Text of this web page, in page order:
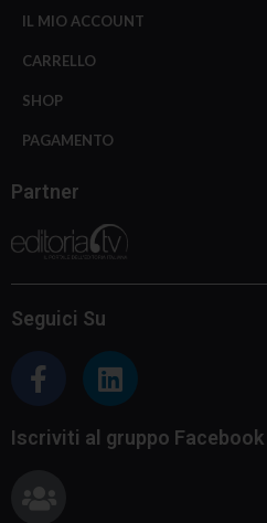
IL MIO ACCOUNT
CARRELLO
SHOP
PAGAMENTO
Partner
Seguici Su
Iscriviti al gruppo Facebook